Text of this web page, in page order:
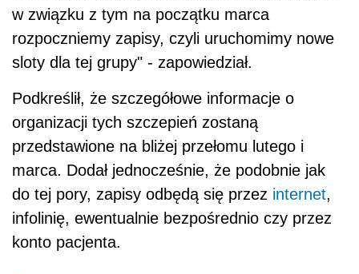
w związku z tym na początku marca
rozpoczniemy zapisy, czyli uruchomimy nowe
sloty dla tej grupy" - zapowiedział.
Podkreślił, że szczegółowe informacje o
organizacji tych szczepień zostaną
przedstawione na bliżej przełomu lutego i
marca. Dodał jednocześnie, że podobnie jak
do tej pory, zapisy odbędą się przez internet,
infolinię, ewentualnie bezpośrednio czy przez
konto pacjenta.